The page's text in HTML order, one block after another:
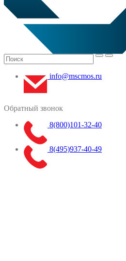
info@mscmos.ru
Обратный звонок
8(800)101-32-40
8(495)937-40-49